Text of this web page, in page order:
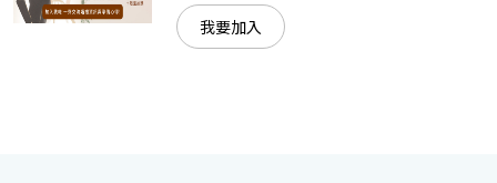
我要加入